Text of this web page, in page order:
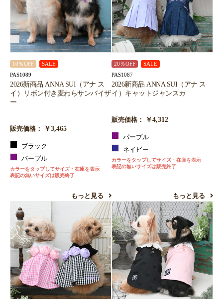
10％OFF SALE
PAS1089
2026新商品 ANNA SUI（アナ ス
イ）リボン付き麦わらサンバイザ
ー
販売価格： ￥3,465
ブラック
パープル
カラーをタップしてサイズ・在庫を表示
表記の無いサイズは販売終了
もっと見る
20％OFF SALE
PAS1087
2026新商品 ANNA SUI（アナ ス
イ）キャットジャンスカ
販売価格： ￥4,312
パープル
ネイビー
カラーをタップしてサイズ・在庫を表示
表記の無いサイズは販売終了
もっと見る